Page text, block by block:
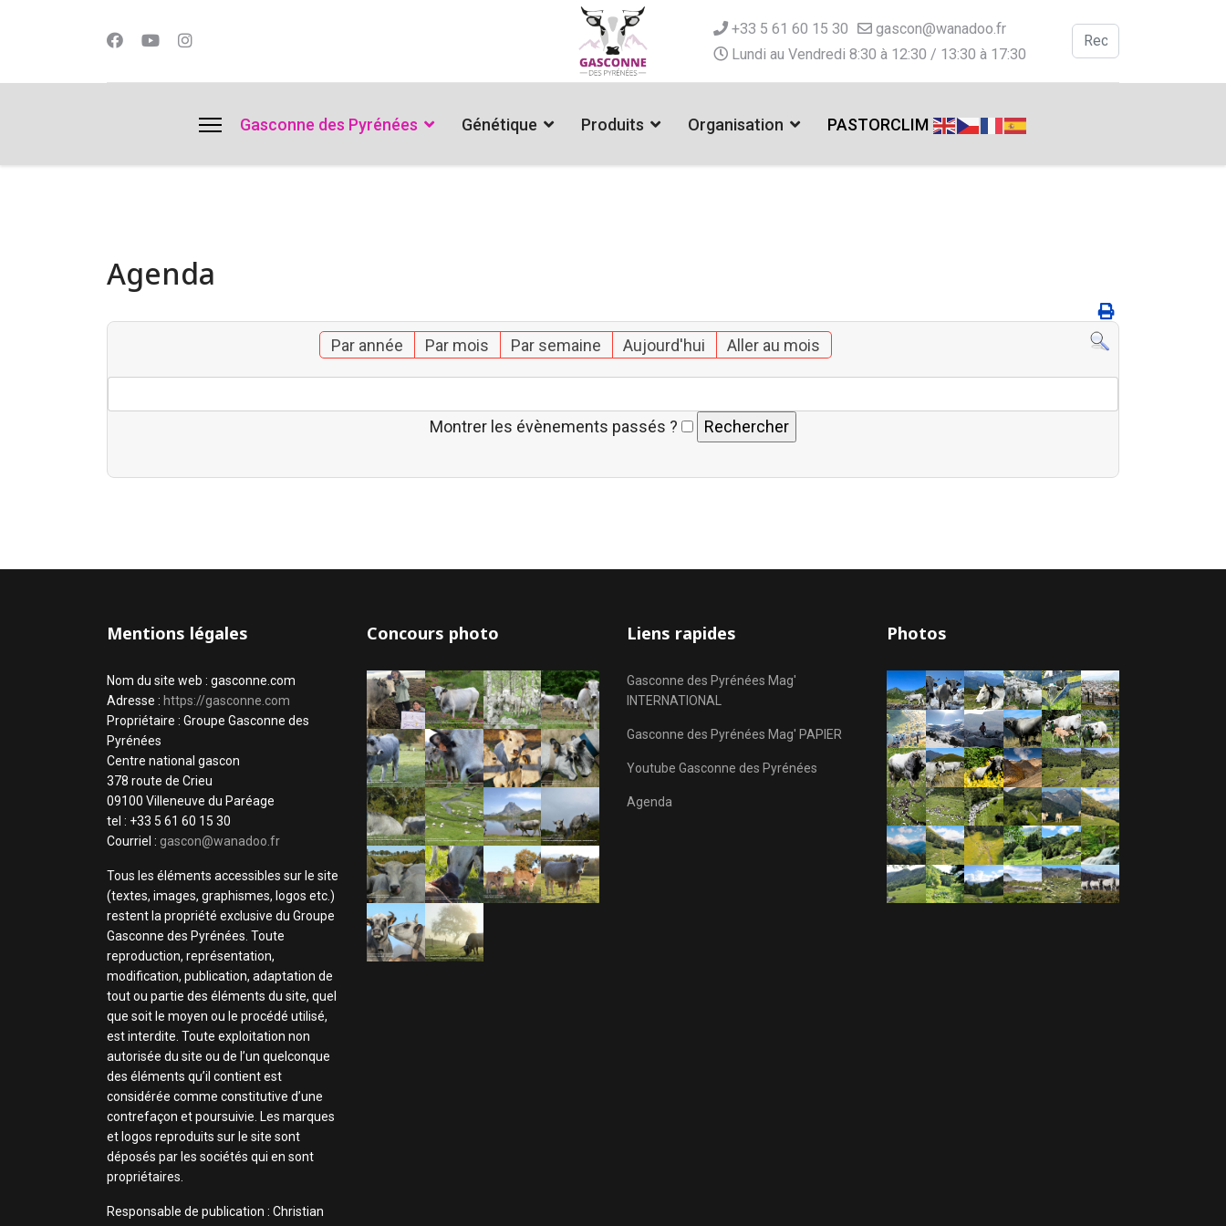
+33 5 61 60 15 30
gascon@wanadoo.fr
Lundi au Vendredi 8:30 à 12:30 / 13:30 à 17:30
Valider
Gasconne des Pyrénées Génétique Produits Organisation PASTORCLIM
Agenda
Par année Par mois Par semaine Aujourd'hui Aller au mois
Montrer les évènements passés ?
Mentions légales
Nom du site web : gasconne.com
Adresse : https://gasconne.com
Propriétaire : Groupe Gasconne des
Pyrénées
Centre national gascon
378 route de Crieu
09100 Villeneuve du Paréage
tel : +33 5 61 60 15 30
Courriel : gascon@wanadoo.fr
Tous les éléments accessibles sur le site
(textes, images, graphismes, logos etc.)
restent la propriété exclusive du Groupe
Gasconne des Pyrénées. Toute
reproduction, représentation,
modification, publication, adaptation de
tout ou partie des éléments du site, quel
que soit le moyen ou le procédé utilisé,
est interdite. Toute exploitation non
autorisée du site ou de l’un quelconque
des éléments qu’il contient est
considérée comme constitutive d’une
contrefaçon et poursuivie. Les marques
et logos reproduits sur le site sont
déposés par les sociétés qui en sont
propriétaires.
Responsable de publication : Christian
Concours photo Liens rapides
Gasconne des Pyrénées Mag'
INTERNATIONAL
Gasconne des Pyrénées Mag' PAPIER
Youtube Gasconne des Pyrénées
Agenda
Photos